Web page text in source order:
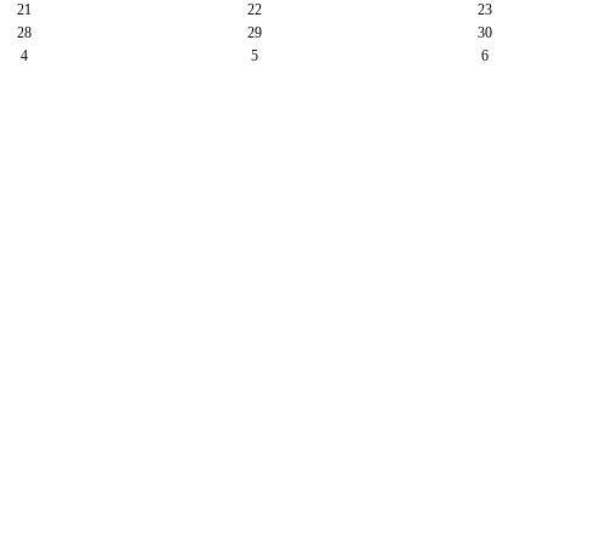
21 22
23
28 29
30
4 5 6